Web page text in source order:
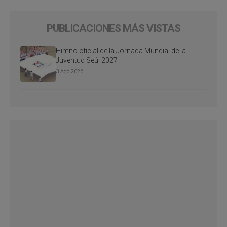
PUBLICACIONES MÁS VISTAS
Himno oficial de la Jornada Mundial de la
Juventud Seúl 2027
3 Ago 2026